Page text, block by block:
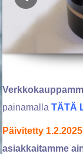
painamalla TÄTÄ
Päivitetty
asiakkaitamme